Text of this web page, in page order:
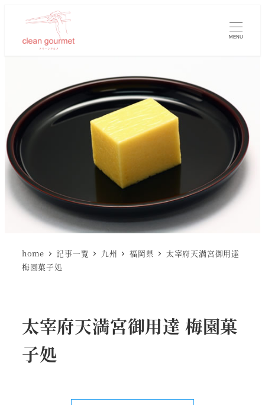
MENU
home 記事一覧 九州 福岡県
太宰府天満宮御用達
梅園菓子処
太宰府天満宮御用達 梅園菓
子処